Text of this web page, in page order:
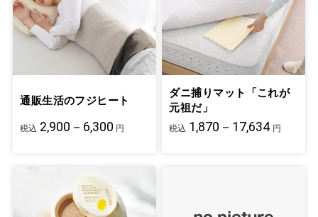
通販生活のフジヒート
税込 2,900－6,300 円
ダニ捕りマット「これが
元祖だ」
税込 1,870－17,634 円